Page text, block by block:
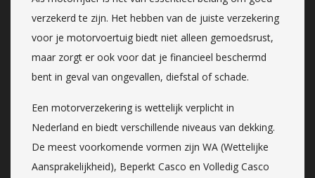
verzekerd te zijn. Het hebben van de juiste verzekering
voor je motorvoertuig biedt niet alleen gemoedsrust,
maar zorgt er ook voor dat je financieel beschermd
bent in geval van ongevallen, diefstal of schade.
Een motorverzekering is wettelijk verplicht in
Nederland en biedt verschillende niveaus van dekking.
De meest voorkomende vormen zijn WA (Wettelijke
Aansprakelijkheid), Beperkt Casco en Volledig Casco